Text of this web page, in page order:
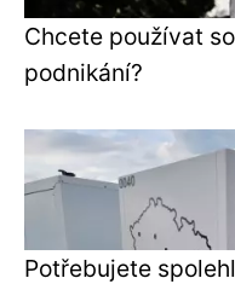
Chcete používat
podnikání?
Potřebujete